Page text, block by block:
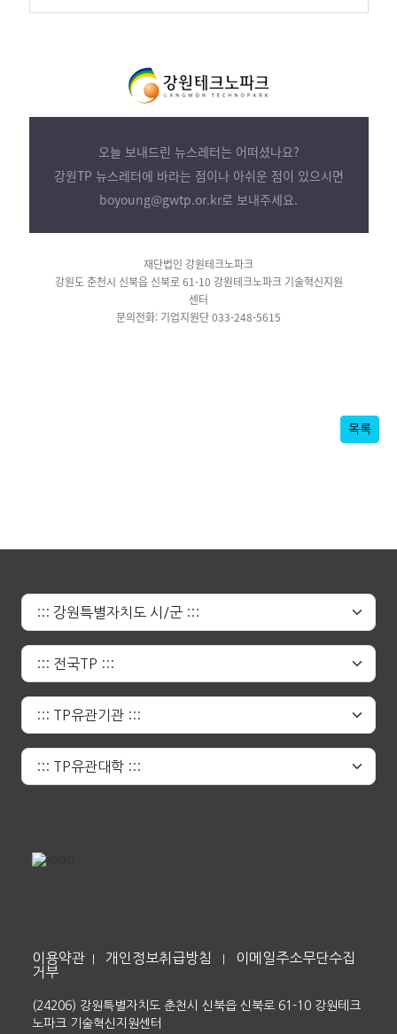
오늘 보내드린 뉴스레터는 어떠셨나요?
강원TP 뉴스레터에 바라는 점이나 아쉬운 점이 있으시면
boyoung@gwtp.or.kr로 보내주세요.
재단법인 강원테크노파크
강원도 춘천시 신북읍 신북로 61-10 강원테크노파크 기술혁신지원
센터
문의전화: 기업지원단033-248-5615
목록
이용약관 개인정보취급방침
이메일주소무단수집
거부
(24206) 강원특별자치도 춘천시 신북읍 신북로 61-10 강원테크
노파크 기술혁신지원센터